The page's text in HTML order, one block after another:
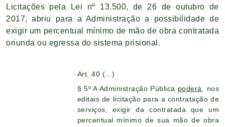
Licitações pela Lei nº 13.500, de 26 de outubro de
2017, abriu para a Administração a possibilidade de
exigir um percentual mínimo de mão de obra contratada
oriunda ou egressa do sistema prisional.
Art. 40 (...)
§ 5º A Administração Pública poderá
, nos
editais de licitação para a contratação de
serviços, exigir da contratada que um
percentual mínimo de sua mão de obra